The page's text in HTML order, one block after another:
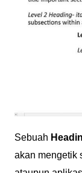
Sebuah
akan mengetik